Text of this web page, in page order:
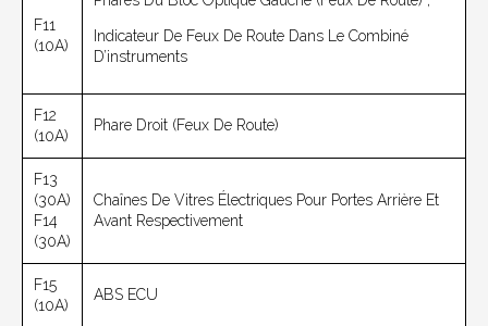
F11
(10A)
Indicateur De Feux De Route Dans Le Combiné
D’instruments
F12
(10A)
Phare Droit (feux De Route)
F13
(30A)
F14
(30A)
Chaînes De Vitres Électriques Pour Portes Arrière Et
Avant Respectivement
F15
(10A)
ABS ECU